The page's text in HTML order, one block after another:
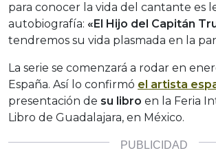
para conocer la vida del cantante es
autobiografía: «El Hijo del Capitán
tendremos su vida plasmada en la
La serie se comenzará a rodar en
España. Así lo confirmó el artista
presentación de su libro en la Feria
Libro de Guadalajara, en México.